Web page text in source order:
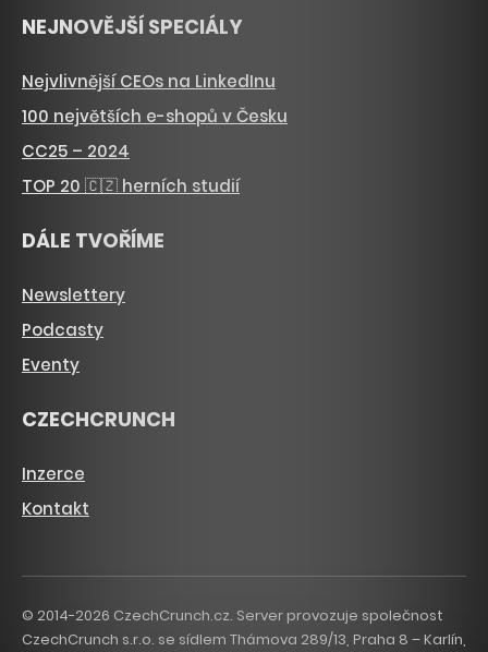
NEJNOVĚJŠÍ SPECIÁLY
Nejvlivnější CEOs na LinkedInu
100 největších e-shopů v Česku
CC25 – 2024
TOP 20 🇨🇿 herních studií
DÁLE TVOŘÍME
Newslettery
Podcasty
Eventy
CZECHCRUNCH
Inzerce
Kontakt
© 2014-2026 CzechCrunch.cz. Server provozuje společnost
CzechCrunch s.r.o. se sídlem Thámova 289/13, Praha 8 – Karlín,